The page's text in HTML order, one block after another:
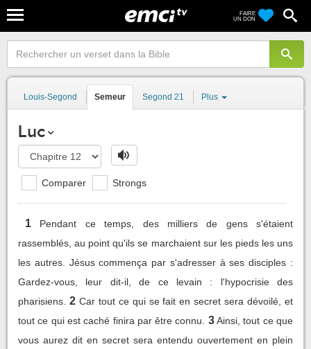
FAIRE
UN DON
Louis-Segond Semeur Segond 21 Plus
Luc
Comparer Strongs
1
Pendant ce temps, des milliers de gens s'étaient
rassemblés, au point qu'ils se marchaient sur les pieds les uns
les autres. Jésus commença par s'adresser à ses disciples :
Gardez-vous, leur dit-il, de ce levain : l'hypocrisie des
pharisiens. 2 Car tout ce qui se fait en secret sera dévoilé, et
tout ce qui est caché finira par être connu.
3 Ainsi, tout ce que
vous aurez dit en secret sera entendu ouvertement en plein